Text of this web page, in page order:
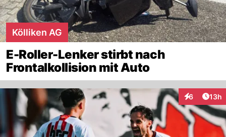
Kölliken AG
E-Roller-Lenker stirbt nach
Frontalkollision mit Auto
6
Interaktionen
13h